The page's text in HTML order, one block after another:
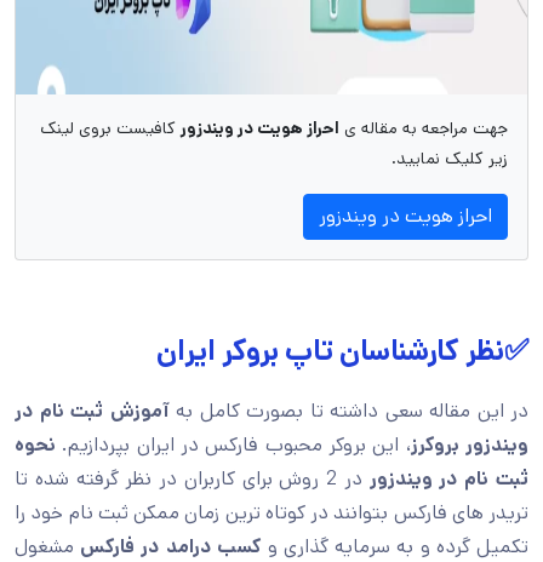
جهت مراجعه به مقاله ی احراز هویت در ویندزور کافیست بروی لینک
زیر کلیک نمایید.
احراز هویت در ویندزور
✅نظر کارشناسان تاپ بروکر ایران
در این مقاله سعی داشته تا بصورت کامل بهآموزش ثبت نام در
ویندزور بروکرز، این بروکر محبوب فارکس در ایران بپردازیم. نحوه
ثبت نام در ویندزور
در 2 روش برای کاربران در نظر گرفته شده تا
تریدر های فارکس بتوانند در کوتاه ترین زمان ممکن ثبت نام خود را
تکمیل گرده و به سرمایه گذاری و کسب درامد در فارکس مشغول